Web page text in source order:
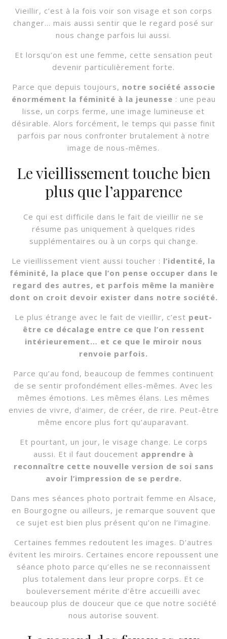
Vieillir, c’est à la fois voir son visage et son corps
changer… mais aussi sentir que le regard posé sur
nous change parfois lui aussi.
Et lorsqu’on est une femme, cette sensation peut
devenir particulièrement forte.
Parce que depuis toujours, notre société associe
énormément la féminité à la jeunesse : une peau
lisse, un corps ferme, une image lumineuse et
désirable. Alors forcément, le temps qui passe finit
parfois par nous confronter brutalement à notre
image de nous-mêmes.
Le vieillissement touche bien
plus que l’apparence
Ce qui est difficile dans le fait de vieillir ne se
résume pas uniquement à quelques rides
supplémentaires ou à un corps qui change.
Le vieillissement vient aussi toucher : l’identité, la
féminité, la place que l’on pense occuper dans le
regard des autres, et parfois même la manière
dont on croit devoir exister dans notre société.
Le plus étrange avec le fait de vieillir, c’est peut-
être ce décalage entre ce que l’on ressent
intérieurement… et ce que le miroir nous
renvoie parfois.
Parce qu’au fond, beaucoup de femmes continuent
de se sentir profondément elles-mêmes. Avec les
mêmes émotions. Les mêmes élans. Les mêmes
envies de vivre, d’aimer, de créer, de rire. Peut-être
même encore plus fort qu’auparavant.
Et pourtant, un jour, le visage change. Le corps
aussi. Et il faut doucement apprendre à
reconnaître cette nouvelle version de soi sans
avoir l’impression de se perdre.
Dans mes séances photo portrait femme en Alsace,
en Bourgogne ou ailleurs, je remarque souvent que
ce sujet est bien plus présent qu’on ne l’imagine.
Certaines femmes redoutent les images. D’autres
évitent les miroirs. Certaines encore repoussent une
séance photo parce qu’elles ne se reconnaissent
plus totalement dans leur propre corps. Et ce
bouleversement mérite d’être accueilli avec
beaucoup plus de douceur que ce que notre société
nous autorise souvent.